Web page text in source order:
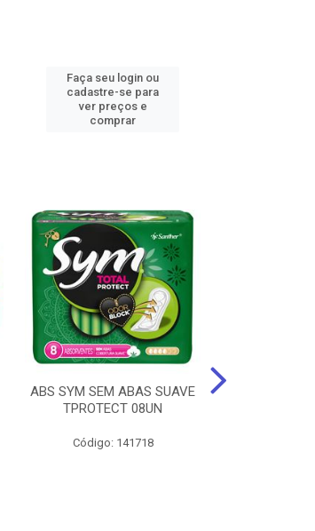
Faça seu login ou
cadastre-se para
ver preços e
comprar
ABS SYM SEM ABAS SUAVE
TPROTECT 08UN
Código: 141718